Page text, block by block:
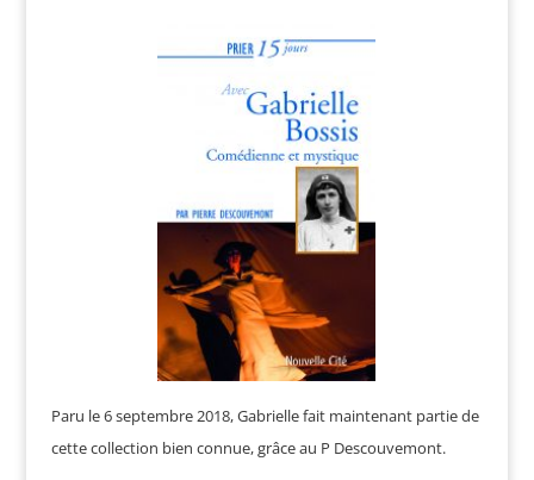
Paru le 6 septembre 2018, Gabrielle fait maintenant partie de
cette collection bien connue, grâce au P Descouvemont.